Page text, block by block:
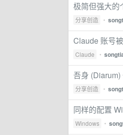
极简但强大的
分享创造 •
Claude 账号
Claude •
吾身
分享创造 •
同样的配置
Windows •